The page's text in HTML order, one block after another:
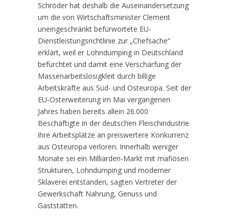
Schröder hat deshalb die Auseinandersetzung
um die von Wirtschaftsminister Clement
uneingeschränkt befürwortete EU-
Dienstleistungsrichtlinie zur „Chefsache“
erklärt, weil er Lohndumping in Deutschland
befürchtet und damit eine Verschärfung der
Massenarbeitslosigkleit durch billige
Arbeitskräfte aus Süd- und Osteuropa. Seit der
EU-Osterweiterung im Mai vergangenen
Jahres haben bereits allein 26.000
Beschäftigte in der deutschen Fleischindustrie
ihre Arbeitsplätze an preiswertere Konkurrenz
aus Osteuropa verloren. Innerhalb weniger
Monate sei ein Milliarden-Markt mit mafiösen
Strukturen, Lohndumping und moderner
Sklaverei entstanden, sagten Vertreter der
Gewerkschaft Nahrung, Genuss und
Gaststätten.